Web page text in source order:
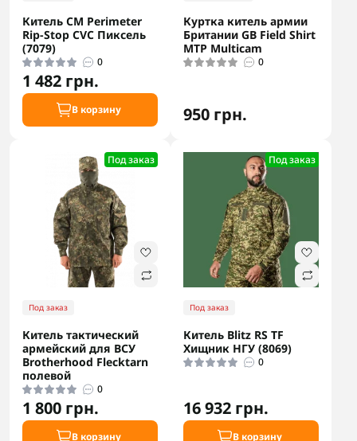
Китель CM Perimeter
Rip-Stop CVC Пиксель
(7079)
0
1 482 грн.
В корзину
Куртка китель армии
Британии GB Field Shirt
MTP Multicam
0
950 грн.
Под заказ
Под заказ
Китель тактический
армейский для ВСУ
Brotherhood Flecktarn
полевой
0
1 800 грн.
В корзину
Под заказ
Под заказ
Китель Blitz RS TF
Хищник НГУ (8069)
0
16 932 грн.
В корзину